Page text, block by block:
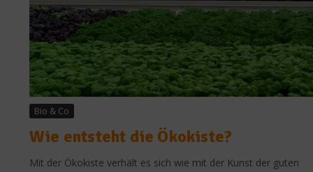
Bio & Co
Wie entsteht die Ökokiste?
Mit der Ökokiste verhält es sich wie mit der Kunst der guten